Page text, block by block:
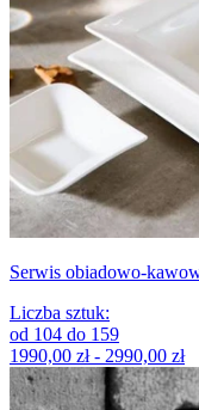
Serwis obiadowo-
Liczba sztuk:
od 104 do 159
1990,00 zł - 2990,00 zł